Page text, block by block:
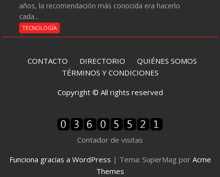
años, la recomendación más conocida era hacerlo
cada...
TECNOLOGÍA
CONTACTO DIRECTORIO QUIÉNES SOMOS
TÉRMINOS Y CONDICIONES
Copyright © All rights reserved
Contador de visitas
Funciona gracias a WordPress | Tema: SuperMag por Acme
Themes